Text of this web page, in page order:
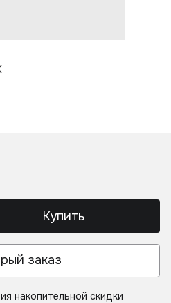
Купить
заказ
накопительной скидки